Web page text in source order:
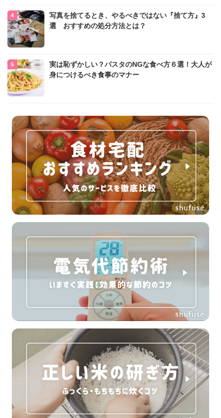
写真を捨てるとき、やるべきではない『捨て方』3
選 おすすめの処分方法とは？
実は恥ずかしい？パスタのNGな食べ方６選！大人が
身につけるべき食事のマナー